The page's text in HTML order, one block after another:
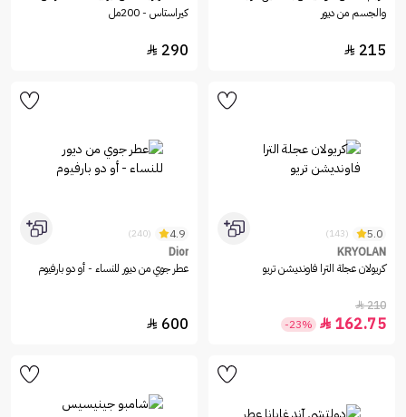
والجسم من ديور
215

كيراستاس - 200مل
290

5.0
(143)
KRYOLAN
كريولان عجلة الترا فاونديشن تريو
210

162.75

-23%
4.9
(240)
Dior
عطر جوي من ديور للنساء - أو دو بارفيوم
600
